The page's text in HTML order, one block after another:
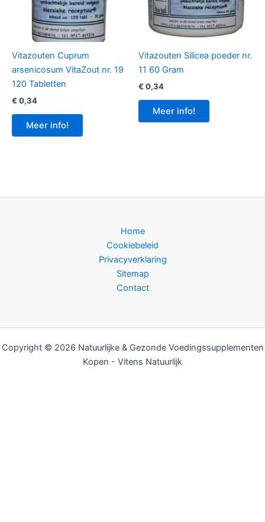
Vitazouten Cuprum
arsenicosum VitaZout nr. 19
120 Tabletten
€ 0,34
Meer info!
Vitazouten Silicea poeder nr.
11 60 Gram
€ 0,34
Meer info!
Home
Cookiebeleid
Privacyverklaring
Sitemap
Contact
Copyright © 2026 Natuurlijke & Gezonde Voedingssupplementen
Kopen - Vitens Natuurlijk